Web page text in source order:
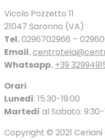
Vicolo Pozzetto 11
21047 Saronno (VA)
Tel.0296702966 –
Email.
Whatsapp. +39
Orari
Lunedì: 15.30-19:00
Martedì al Sabato: 9:30-
Copyright © 2021